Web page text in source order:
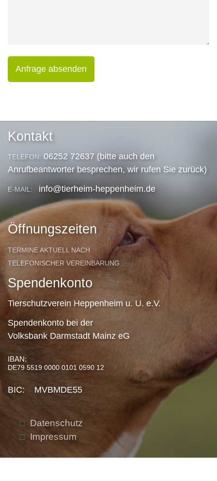
Anfrage absenden
Kontakt
TELEFON: 06252 72637 (bitte auch den
Anrufbeantworter besprechen, wir rufen Sie zurück)
E-MAIL: info@tierheim-heppenheim.de
Öffnungszeiten
TERMINE AKTUELL NACH
TELEFONISCHER VEREINBARUNG
Spendenkonto
Tierschutzverein Heppenheim u. U. e.V.
Spendenkonto bei der
Volksbank Darmstadt Mainz eG
IBAN:
DE79 5519 0000 0101 0590 12
BIC: MVBMDE55
Datenschutz
Impressum